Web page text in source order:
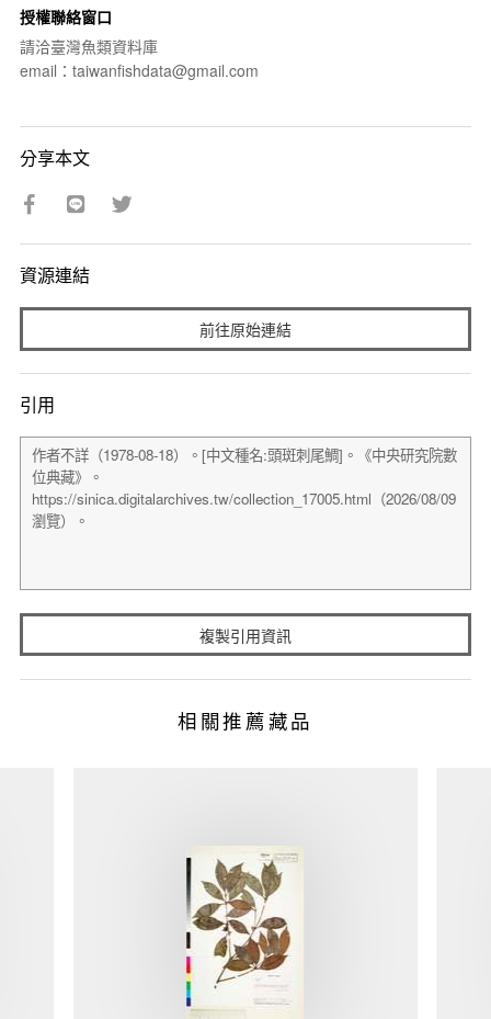
授權聯絡窗口
請洽臺灣魚類資料庫
email：taiwanfishdata@gmail.com
分享本文
資源連結
前往原始連結
引用
複製引用資訊
相關推薦藏品